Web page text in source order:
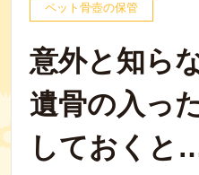
ペット骨壺の保管
意外と知ら
遺骨の入っ
しておくと